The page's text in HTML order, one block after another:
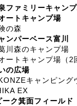
ファミリーキャン
ートキャンプ場
の森
ンパーベース富川
川森のキャンプ場
ートキャンプ場（2
の広場
キャンピング
EX
ーク箕面フィールド